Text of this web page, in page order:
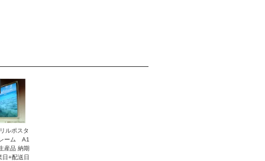
ルポスタ
ーム A1
産品 納期
日+配送日